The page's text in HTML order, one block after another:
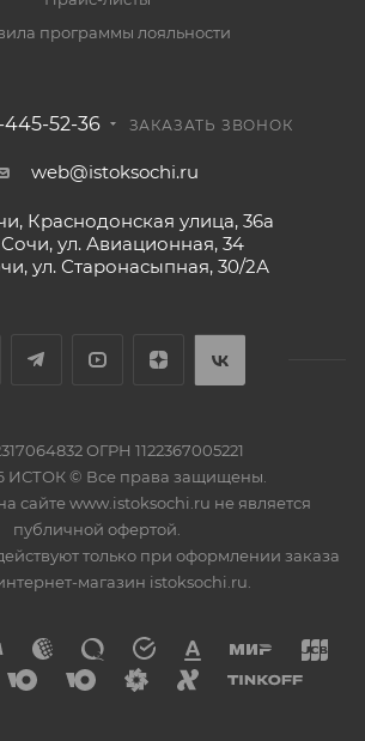
программы лояльности
445-52-36 ЗАКАЗАТЬ ЗВОНОК
web@istoksochi.ru
Краснодонская улица, 36а
Сочи, ул. Авиационная, 34
ул. Старонасыпная, 30/2А
ОГРН 1122367005221
ИСТОК © Все права защищены.
сайте www.istoksochi.ru не является
публичной офертой.
только при оформлении заказа
магазин istoksochi.ru.